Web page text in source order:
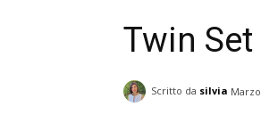
Twin
Scritto da silvia